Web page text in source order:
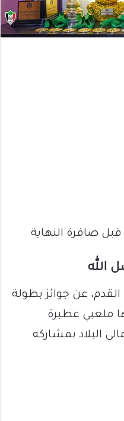
صافرة النهاية
الله
عن جوائز بطولة
ملعبي عطبرة
البلاد بمشاركه